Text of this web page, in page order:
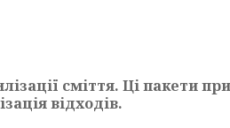
сміття. Ці пакети
відходів.